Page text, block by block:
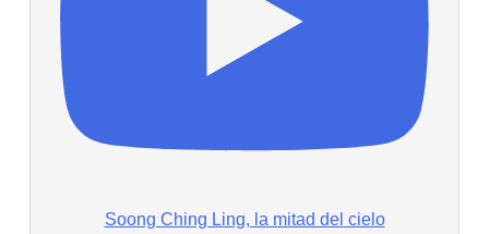
Soong Ching Ling, la mitad del cielo